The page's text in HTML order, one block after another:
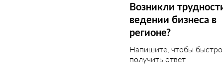
Возникли
ведении бизнеса в
регионе?
Напишите, чтобы быстро
получить ответ